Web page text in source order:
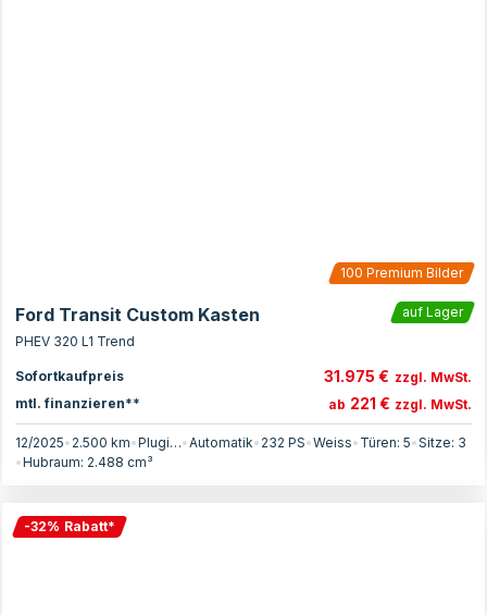
100 Premium Bilder
Ford Transit Custom Kasten
auf Lager
PHEV 320 L1 Trend
Sofortkaufpreis 31.975 € zzgl. MwSt.
mtl. finanzieren**
ab 221 € zzgl. MwSt.
12/2025• 2.500 km• Plugin-Hybrid•Automatik• 232 PS•Weiss• Türen: 5•Sitze: 3
•Hubraum: 2.488 cm³
-32% Rabatt*